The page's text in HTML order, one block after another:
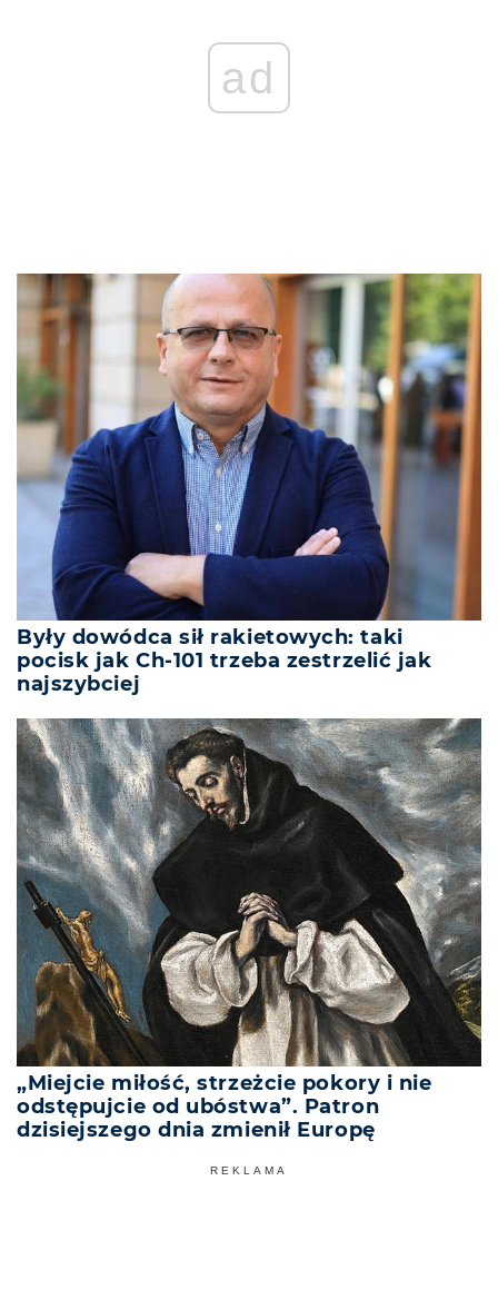
ad
Były dowódca sił rakietowych: taki
pocisk jak Ch-101 trzeba zestrzelić jak
najszybciej
„Miejcie miłość, strzeżcie pokory i nie
odstępujcie od ubóstwa”. Patron
dzisiejszego dnia zmienił Europę
REKLAMA